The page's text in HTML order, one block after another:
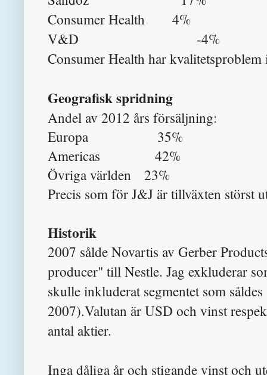
Consumer Health 4%
V&D -4%
Consumer Healthhar
Geografisk spridning
Andel av 2012 års försäljning:
Europa 35%
Americas 42%
Övriga världen 23%
Precis som för J&J är tillväxten störst
Historik
2007 sålde Novartis av Gerber
producer" till Nestle. Jag exkluderar
skulle inkluderat segmentet som
2007).Valutan är USD ochvinst re
antal aktier.
Inga dåliga år och stigande vinst och